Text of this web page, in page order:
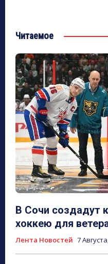
Читаемое
В Сочи создадут
хоккею для
Лента Новостей 7